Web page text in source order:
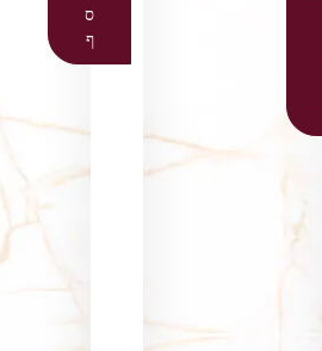
ס
ף